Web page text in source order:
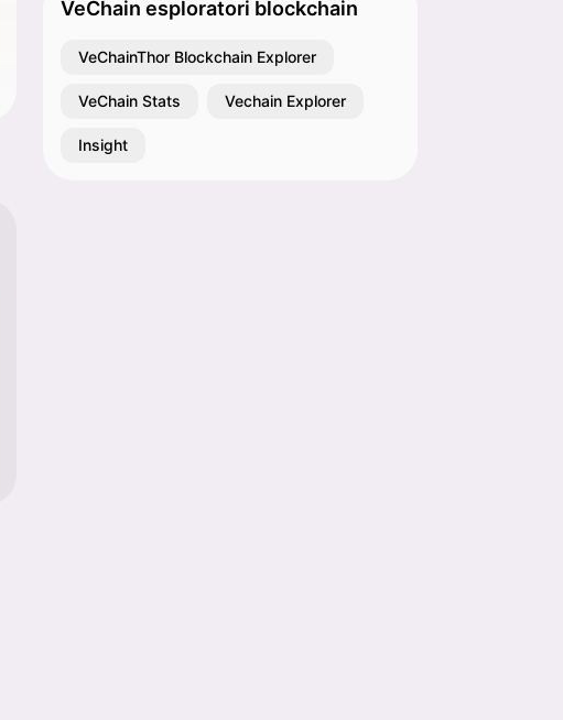
VeChain esploratori blockchain
VeChainThor Blockchain Explorer
VeChain Stats Vechain Explorer
Insight